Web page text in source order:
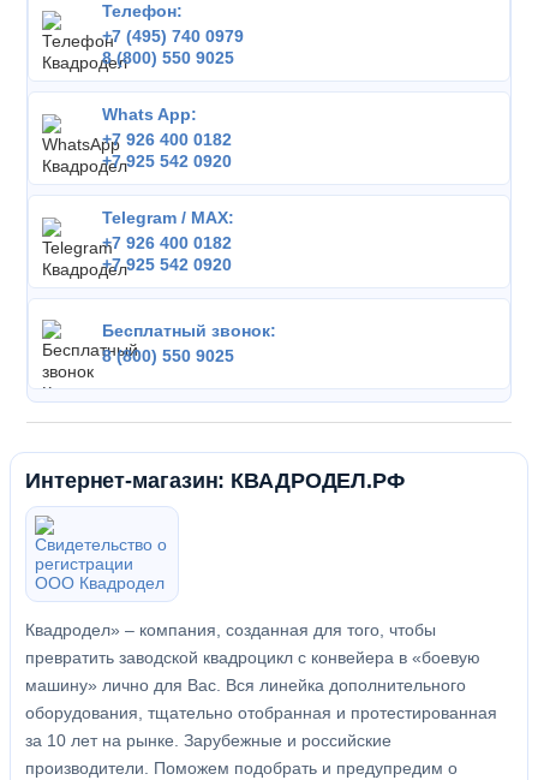
Телефон:
+7 (495) 740 0979
8 (800) 550 9025
Whats App:
+7 926 400 0182
+7 925 542 0920
Telegram / MAX:
+7 926 400 0182
+7 925 542 0920
Бесплатный звонок:
8 (800) 550 9025
Интернет-магазин: КВАДРОДЕЛ.РФ
Квадродел» – компания, созданная для того, чтобы
превратить заводской квадроцикл с конвейера в «боевую
машину» лично для Вас. Вся линейка дополнительного
оборудования, тщательно отобранная и протестированная
за 10 лет на рынке. Зарубежные и российские
производители. Поможем подобрать и предупредим о